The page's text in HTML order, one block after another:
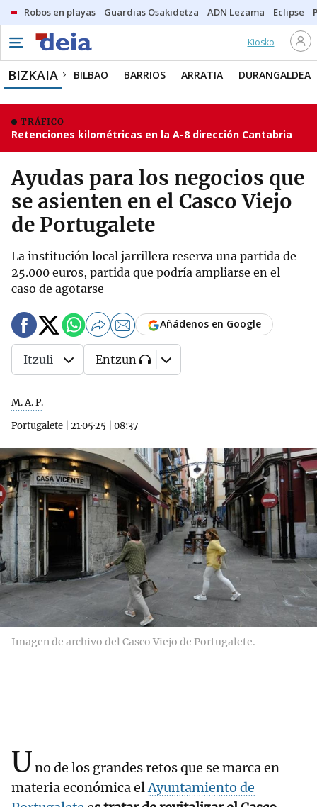
Robos en playas Guardias Osakidetza ADN Lezama Eclipse
Kiosko
BIZKAIA BILBAO BARRIOS ARRATIA DURANGALDEA
TRÁFICO
Retenciones kilométricas en la A-8 dirección Cantabria
Ayudas para los negocios que
se asienten en el Casco Viejo
de Portugalete
La institución local jarrillera reserva una partida de
25.000 euros, partida que podría ampliarse en el
caso de agotarse
M. A. P.
Portugalete
21·05·25 08:37
Añádenos en Google
Itzuli Entzun
Imagen de archivo del Casco Viejo de Portugalete.
Uno de los grandes retos que se marca en
materia económica elAyuntamiento de